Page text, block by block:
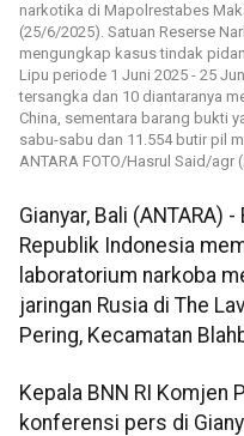
narkotika di Mapolrestabes
(25/6/2025). Satuan Reserse
mengungkap kasus tindak
Lipu periode 1 Juni 2025 - 25
tersangka dan 10 diantaranya
China, sementara barang bukti
sabu-sabu dan 11.554 butir pil
ANTARA FOTO/Hasrul Said/agr
Gianyar, Bali (ANTARA)
Republik Indonesia
laboratorium narkoba
jaringan Rusia di The
Pering, Kecamatan
Kepala BNN RI Komjen
konferensi pers di